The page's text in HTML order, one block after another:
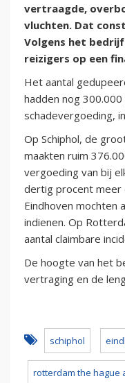
vertraagde,
vluchten. Dat
Volgens het
reizigers op een
Het aantal
hadden nog
schadevergoeding,
Op Schiphol, de
maakten ruim
vergoeding van bij
dertig procent meer
Eindhoven mochten
indienen. Op
aantal claimbare
De hoogte van het
vertraging en de
schiphol
rotterdam the hague